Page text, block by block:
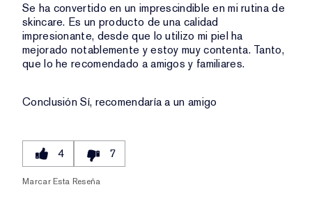
Se ha convertido en un imprescindible en mi rutina de
skincare. Es un producto de una calidad
impresionante, desde que lo utilizo mi piel ha
mejorado notablemente y estoy muy contenta. Tanto,
que lo he recomendado a amigos y familiares.
ConclusiónSí, recomendaría a un amigo
4 7
Marcar Esta Reseña